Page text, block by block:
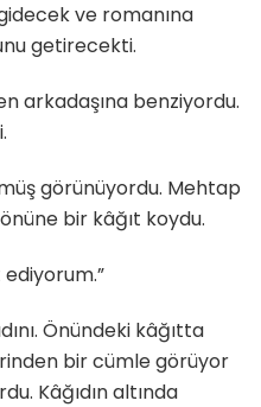
ve romanına
getirecekti.
arkadaşına benziyordu.
görünüyordu. Mehtap
bir kâğıt koydu.
Önündeki kâğıtta
bir cümle görüyor
Kâğıdın altında